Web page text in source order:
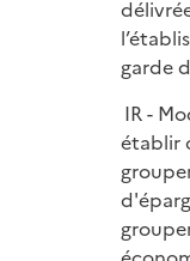
e
r
l
i
e
r
garde
IR -
établir